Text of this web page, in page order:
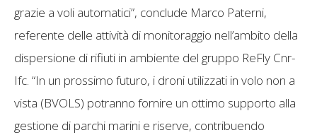
grazie a voli automatici”, conclude Marco Paterni,
referente delle attività di monitoraggio nell’ambito della
dispersione di rifiuti in ambiente del gruppo ReFly Cnr-
Ifc. “In un prossimo futuro, i droni utilizzati in volo non a
vista (BVOLS) potranno fornire un ottimo supporto alla
gestione di parchi marini e riserve, contribuendo